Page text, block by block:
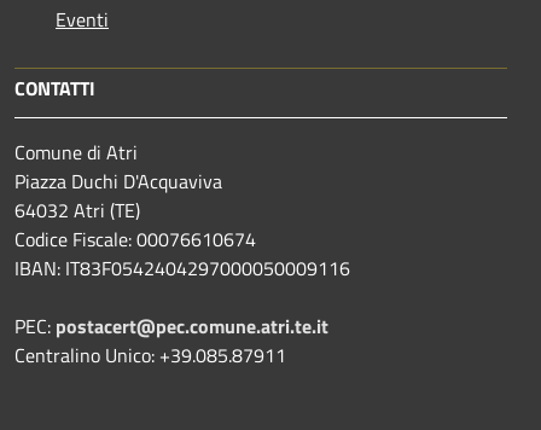
Eventi
CONTATTI
Comune di Atri
Piazza Duchi D'Acquaviva
64032 Atri (TE)
Codice Fiscale: 00076610674
IBAN: IT83F0542404297000050009116
PEC: postacert@pec.comune.atri.te.it
Centralino Unico: +39.085.87911